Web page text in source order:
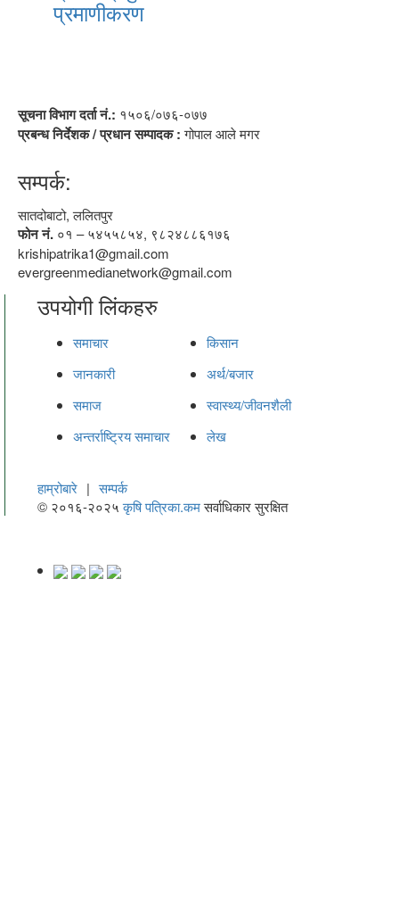
प्रमाणीकरण
सूचना विभाग दर्ता नं.: १५०६/०७६-०७७
प्रबन्ध निर्देशक / प्रधान सम्पादक :गोपाल आले मगर
सम्पर्क:
सातदोबाटो, ललितपुर
फोन नं. ०१ – ५४५५८५४, ९८२४८८६१७६
krishipatrika1@gmail.com
evergreenmedianetwork@gmail.com
उपयोगी लिंकहरु
समाचार
किसान
जानकारी
अर्थ/बजार
समाज
स्वास्थ्य/जीवनशैली
अन्तर्राष्ट्रिय समाचार
लेख
हाम्रोबारे | सम्पर्क
© २०१६-२०२५कृषि पत्रिका.कमसर्वाधिकार सुरक्षित